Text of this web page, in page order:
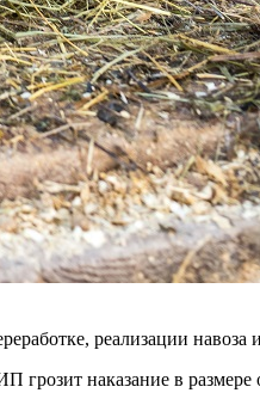
реализации навоза
наказание в размере